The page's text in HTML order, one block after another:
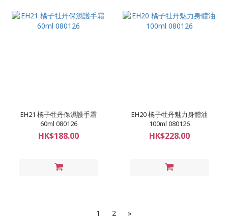
EH21 橘子牡丹保濕護手霜
60ml 080126
HK$188.00
EH20 橘子牡丹魅力身體油
100ml 080126
HK$228.00
1 2 »